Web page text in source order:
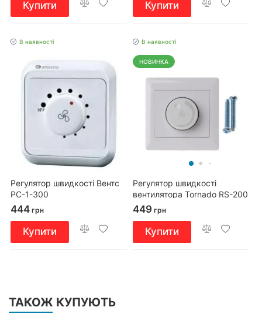
Купити Купити
В наявності
Регулятор швидкості Вентс
РС-1-300
444 грн
Купити
В наявності
НОВИНКА
Регулятор швидкості
вентилятора Tornado RS-200
449 грн
Купити
ТАКОЖ КУПУЮТЬ